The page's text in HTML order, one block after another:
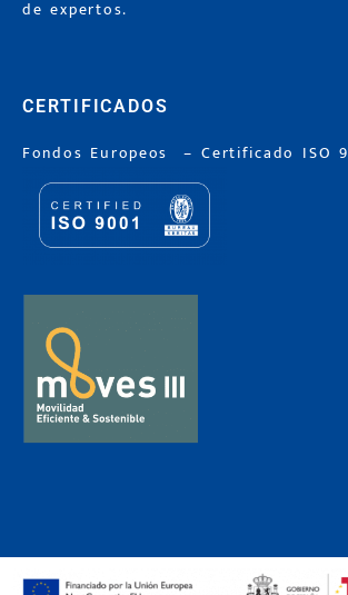
de expertos.
CERTIFICADOS
Fondos Europeos –Certificado ISO